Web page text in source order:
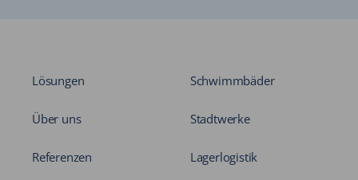
Lösungen
Über uns
Referenzen
Schwimmbäder
Stadtwerke
Lagerlogistik